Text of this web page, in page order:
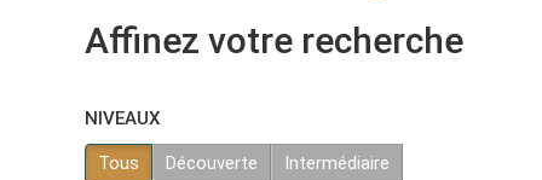
Affinez votre recherche
NIVEAUX
Tous Découverte Intermédiaire